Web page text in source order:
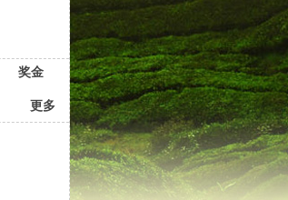
奖金
更多